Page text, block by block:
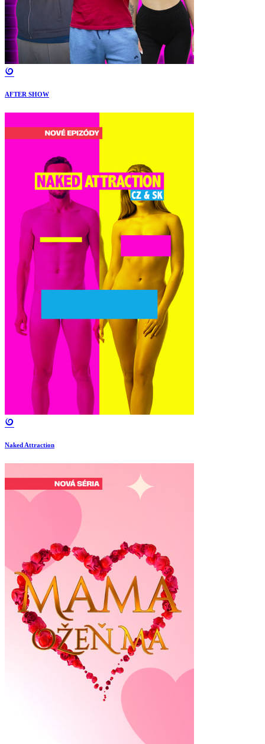
AFTER SHOW
Naked Attraction